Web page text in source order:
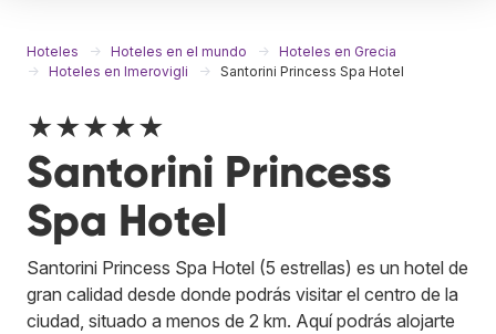
Hoteles Hoteles en el mundo
Hoteles en Grecia
Hoteles en Imerovigli
Santorini Princess Spa Hotel
★★★★★
Santorini Princess
Spa Hotel
Santorini Princess Spa Hotel (5 estrellas) es un hotel de
gran calidad desde donde podrás visitar el centro de la
ciudad, situado a menos de 2 km. Aquí podrás alojarte